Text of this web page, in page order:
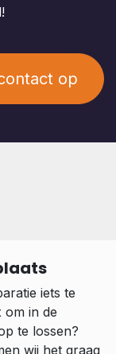
op
iets te
om in de
te lossen?
wij het graag